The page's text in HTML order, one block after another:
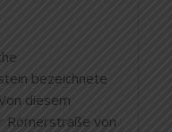
bezeichnete
diesem
Römerstraße von